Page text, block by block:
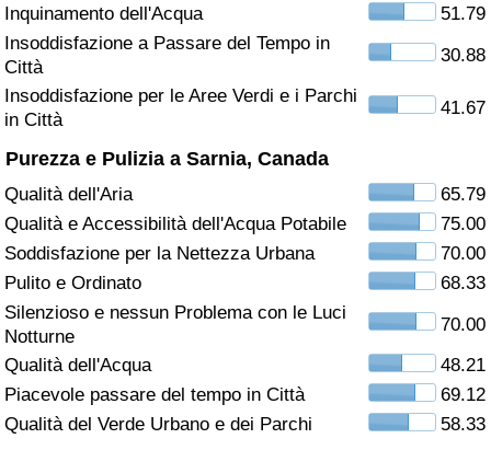
Inquinamento dell'Acqua
51.79
Insoddisfazione a Passare del Tempo in
Città
30.88
Insoddisfazione per le Aree Verdi e i Parchi
in Città
41.67
Purezza e Pulizia a Sarnia, Canada
Qualità dell'Aria
65.79
Qualità e Accessibilità dell'Acqua Potabile
75.00
Soddisfazione per la Nettezza Urbana
70.00
Pulito e Ordinato
68.33
Silenzioso e nessun Problema con le Luci
Notturne
70.00
Qualità dell'Acqua
48.21
Piacevole passare del tempo in Città
69.12
Qualità del Verde Urbano e dei Parchi
58.33
Indice dell’Assistenza Sanitaria (Corrente)
Indice dell’Assistenza Sanitaria
Indice dell’Assistenza Sanitaria per
Nazione
Inquinamento
Indice dell’Inquinamento (Corrente)
Indice di inquinamento
Indice dell’Inquinamento per Nazione
Traffico